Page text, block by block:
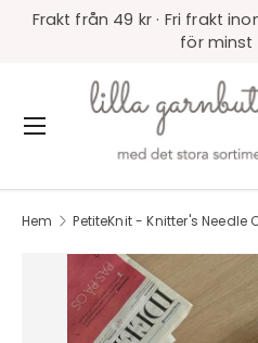
Frakt från 49 kr · Fri frakt
för minst
Sök
Produkttyp
Meny
Hem PetiteKnit - Knitter's